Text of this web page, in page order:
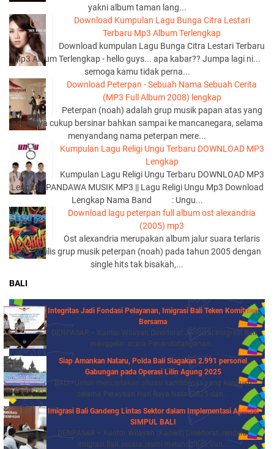
yakni album taman lang...
Download Kumpulan Lagu Bunga Citra Lestari
Terbaru Mp3 Album Terlengkap
Download kumpulan Lagu Bunga Citra Lestari Terbaru
Mp3 Album Terlengkap - hello guys... apa kabar?? Jumpa lagi ni...
semoga kamu tidak perna...
Download Peterpan - Sebuah Nama Sebuah Cerita
(MP3 Full Album 2008) lengkap
Peterpan (noah) adalah grup musik papan atas yang
namanya cukup bersinar bahkan sampai ke mancanegara, selama
menyandang nama peterpan mere...
Kumpulan Lagu Religi Ungu Terbaru DOWNLOAD MP3
Lengkap
Kumpulan Lagu Religi Ungu Terbaru DOWNLOAD MP3
Lengkap PANDAWA MUSIK MP3 || Lagu Religi Ungu Mp3 Download
Lengkap Nama Band : Ungu...
Download lagu peterpan full album ost alexandria
(2005) mp3
Ost alexandria merupakan album jalur suara terlaris
yang di rilis grup musik peterpan (noah) pada tahun 2005 dengan
single hits tak bisakah,...
BALI
Integritas Jadi Fondasi Pelayanan, Imigrasi Bali Teken Komitmen
Bersama
DENPASAR – Kantor Wilayah Direktorat Jenderal Imigrasi Bali
menggelar acara Penandatanganan...
Siap Amankan Nataru, Polda Bali Siagakan 2.991 personel
Gabungan pada Operasi Lilin Agung 2025
BALI - Untuk menciptakan situasi kamtibmas yang kondusif
selama Perayaan Hari Raya Natal 2025 dan...
Imigrasi Bali Gandeng Lintas Sektor dalam Implementasi Aplikasi
SIMPUL BALI
DENPASAR – Kantor Wilayah (Kanwil) Direktorat Jenderal
Imigrasi Bali secara resmi meluncurkan dan...